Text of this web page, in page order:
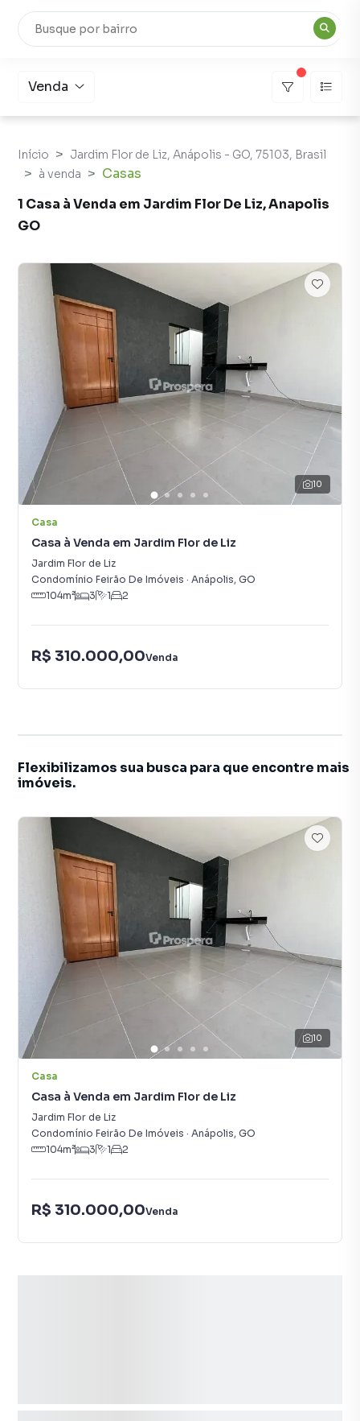
Venda
Início
Jardim Flor de Liz, Anápolis - GO, 75103, Brasil
à venda
Casas
1 Casa à Venda em Jardim Flor De Liz, Anapolis
GO
10
Casa
Casa à Venda em Jardim Flor de Liz
Jardim Flor de Liz
Condomínio Feirão De Imóveis · Anápolis, GO
104m² 3 1 2
R$ 310.000,00Venda
Flexibilizamos sua busca para que encontre mais
imóveis.
10
Casa
Casa à Venda em Jardim Flor de Liz
Jardim Flor de Liz
Condomínio Feirão De Imóveis · Anápolis, GO
104m² 3 1 2
R$ 310.000,00Venda